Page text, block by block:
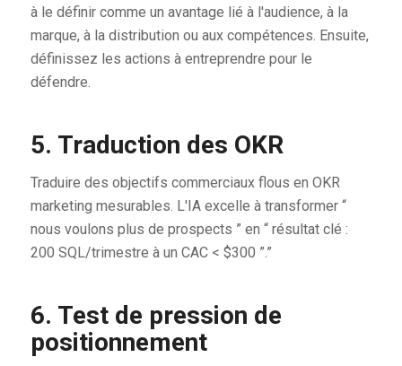
à le définir comme un avantage lié à l'audience, à la
marque, à la distribution ou aux compétences. Ensuite,
définissez les actions à entreprendre pour le
défendre.
5. Traduction des OKR
Traduire des objectifs commerciaux flous en OKR
marketing mesurables. L'IA excelle à transformer “
nous voulons plus de prospects ” en “ résultat clé :
200 SQL/trimestre à un CAC < $300 ”.”
6. Test de pression de
positionnement